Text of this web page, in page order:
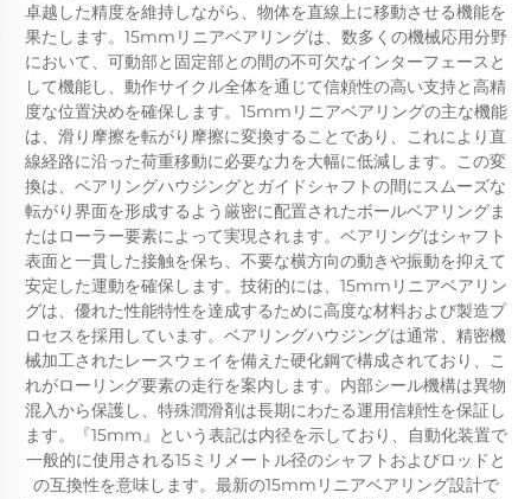
卓越した精度を維持しながら、物体を直線上に移動させる機能を
果たします。15mmリニアベアリングは、数多くの機械応用分野
において、可動部と固定部との間の不可欠なインターフェースと
して機能し、動作サイクル全体を通じて信頼性の高い支持と高精
度な位置決めを確保します。15mmリニアベアリングの主な機能
は、滑り摩擦を転がり摩擦に変換することであり、これにより直
線経路に沿った荷重移動に必要な力を大幅に低減します。この変
換は、ベアリングハウジングとガイドシャフトの間にスムーズな
転がり界面を形成するよう厳密に配置されたボールベアリングま
たはローラー要素によって実現されます。ベアリングはシャフト
表面と一貫した接触を保ち、不要な横方向の動きや振動を抑えて
安定した運動を確保します。技術的には、15mmリニアベアリン
グは、優れた性能特性を達成するために高度な材料および製造プ
ロセスを採用しています。ベアリングハウジングは通常、精密機
械加工されたレースウェイを備えた硬化鋼で構成されており、こ
れがローリング要素の走行を案内します。内部シール機構は異物
混入から保護し、特殊潤滑剤は長期にわたる運用信頼性を保証し
ます。『15mm』という表記は内径を示しており、自動化装置で
一般的に使用される15ミリメートル径のシャフトおよびロッドと
の互換性を意味します。最新の15mmリニアベアリング設計で